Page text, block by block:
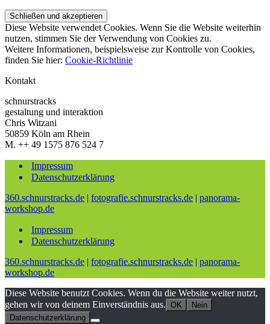
Diese Website verwendet Cookies. Wenn Sie die Website weiterhin
nutzen, stimmen Sie der Verwendung von Cookies zu.
Weitere Informationen, beispielsweise zur Kontrolle von Cookies,
finden Sie hier: Cookie-Richtlinie
Kontakt
schnurstracks
gestaltung und interaktion
Chris Witzani
50859 Köln am Rhein
M. ++ 49 1575 876 524 7
Impressum
Datenschutzerklärung
360.schnurstracks.de | fotografie.schnurstracks.de | panorama-
workshop.de
Impressum
Datenschutzerklärung
360.schnurstracks.de | fotografie.schnurstracks.de | panorama-
workshop.de
Diese Website benutzt Cookies. Wenn du die Website weiter nutzt,
gehen wir von deinem Einverständnis aus. OK
Nein
Datenschutzerklärung